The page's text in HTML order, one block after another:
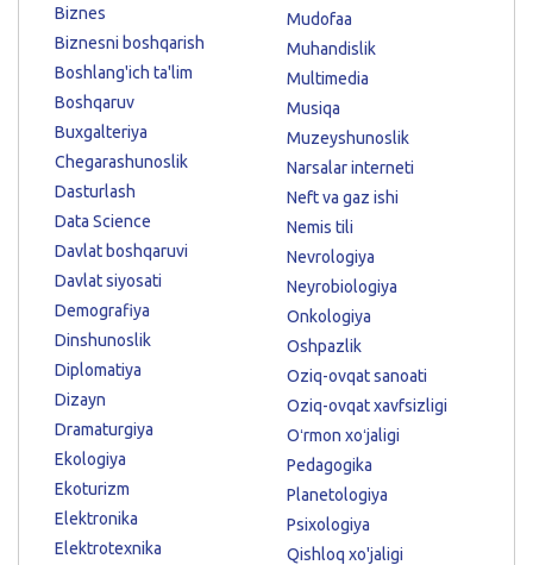
Biznes
Biznesni boshqarish
Boshlang'ich ta'lim
Boshqaruv
Buxgalteriya
Chegarashunoslik
Dasturlash
Data Science
Davlat boshqaruvi
Davlat siyosati
Demografiya
Dinshunoslik
Diplomatiya
Dizayn
Dramaturgiya
Ekologiya
Ekoturizm
Elektronika
Elektrotexnika
Mudofaa
Muhandislik
Multimedia
Musiqa
Muzeyshunoslik
Narsalar interneti
Neft va gaz ishi
Nemis tili
Nevrologiya
Neyrobiologiya
Onkologiya
Oshpazlik
Oziq-ovqat sanoati
Oziq-ovqat xavfsizligi
Oʻrmon xoʻjaligi
Pedagogika
Planetologiya
Psixologiya
Qishloq xo'jaligi